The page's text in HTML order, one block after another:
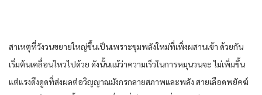
สาเหตุที่วังวนขยายใหญ่ขึ้นเป็นเพราะขุมพลังใหม่ที่เพิ่งผสานเข้า ด้วยกัน
เริ่มต้นเคลื่อนไหวไปด้วย ดังนั้นแม้ว่าความเร็วในการหมุนวนจะ ไม่เพิ่มขึ้น
แต่แรงดึงดูดที่ส่งผลต่อวิญญาณมังกรกลายสภาพและพลัง สายเลือดพยัคฆ์